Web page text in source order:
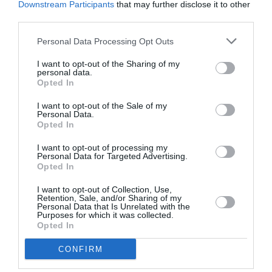
Downstream Participants that may further disclose it to other
Personal Data Processing Opt Outs
I want to opt-out of the Sharing of my
personal data.
Opted In
I want to opt-out of the Sale of my
Personal Data.
Opted In
I want to opt-out of processing my
Personal Data for Targeted Advertising.
Opted In
I want to opt-out of Collection, Use,
Retention, Sale, and/or Sharing of my
Personal Data that Is Unrelated with the
Purposes for which it was collected.
Opted In
CONFIRM
reale ar putea fi de două ori mai mari, notează
Raportul, pentru că s-a ținut cont doar de folosirea
canalelor oficiale de trimitere a banilor (money
transfer, bancă).
Articolul anterior
Dana Constantinescu și-a prezentat
scrisorile de acreditare în Malta, vezi foto
spectaculoase de la Palatul Marelui
Maestru.
Următorul articol
Atentat la siguranța transporturilor: arunca
cu pietre pe autostradă